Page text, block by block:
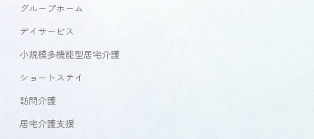
グループホーム
デイサービス
小規模多機能型居宅介護
ショートステイ
訪問介護
居宅介護支援